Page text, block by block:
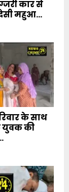
कार से
महुआ...
के साथ
युवक की